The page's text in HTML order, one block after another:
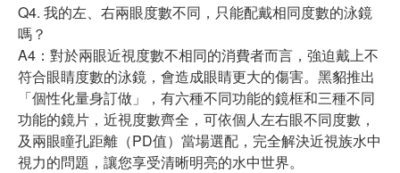
Q4. 我的左、右兩眼度數不同，只能配戴相同度數的泳鏡
嗎？
A4：對於兩眼近視度數不相同的消費者而言，強迫戴上不
符合眼睛度數的泳鏡，會造成眼睛更大的傷害。黑貂推出
「個性化量身訂做」，有六種不同功能的鏡框和三種不同
功能的鏡片，近視度數齊全，可依個人左右眼不同度數，
及兩眼瞳孔距離（PD值）當場選配，完全解決近視族水中
視力的問題，讓您享受清晰明亮的水中世界。